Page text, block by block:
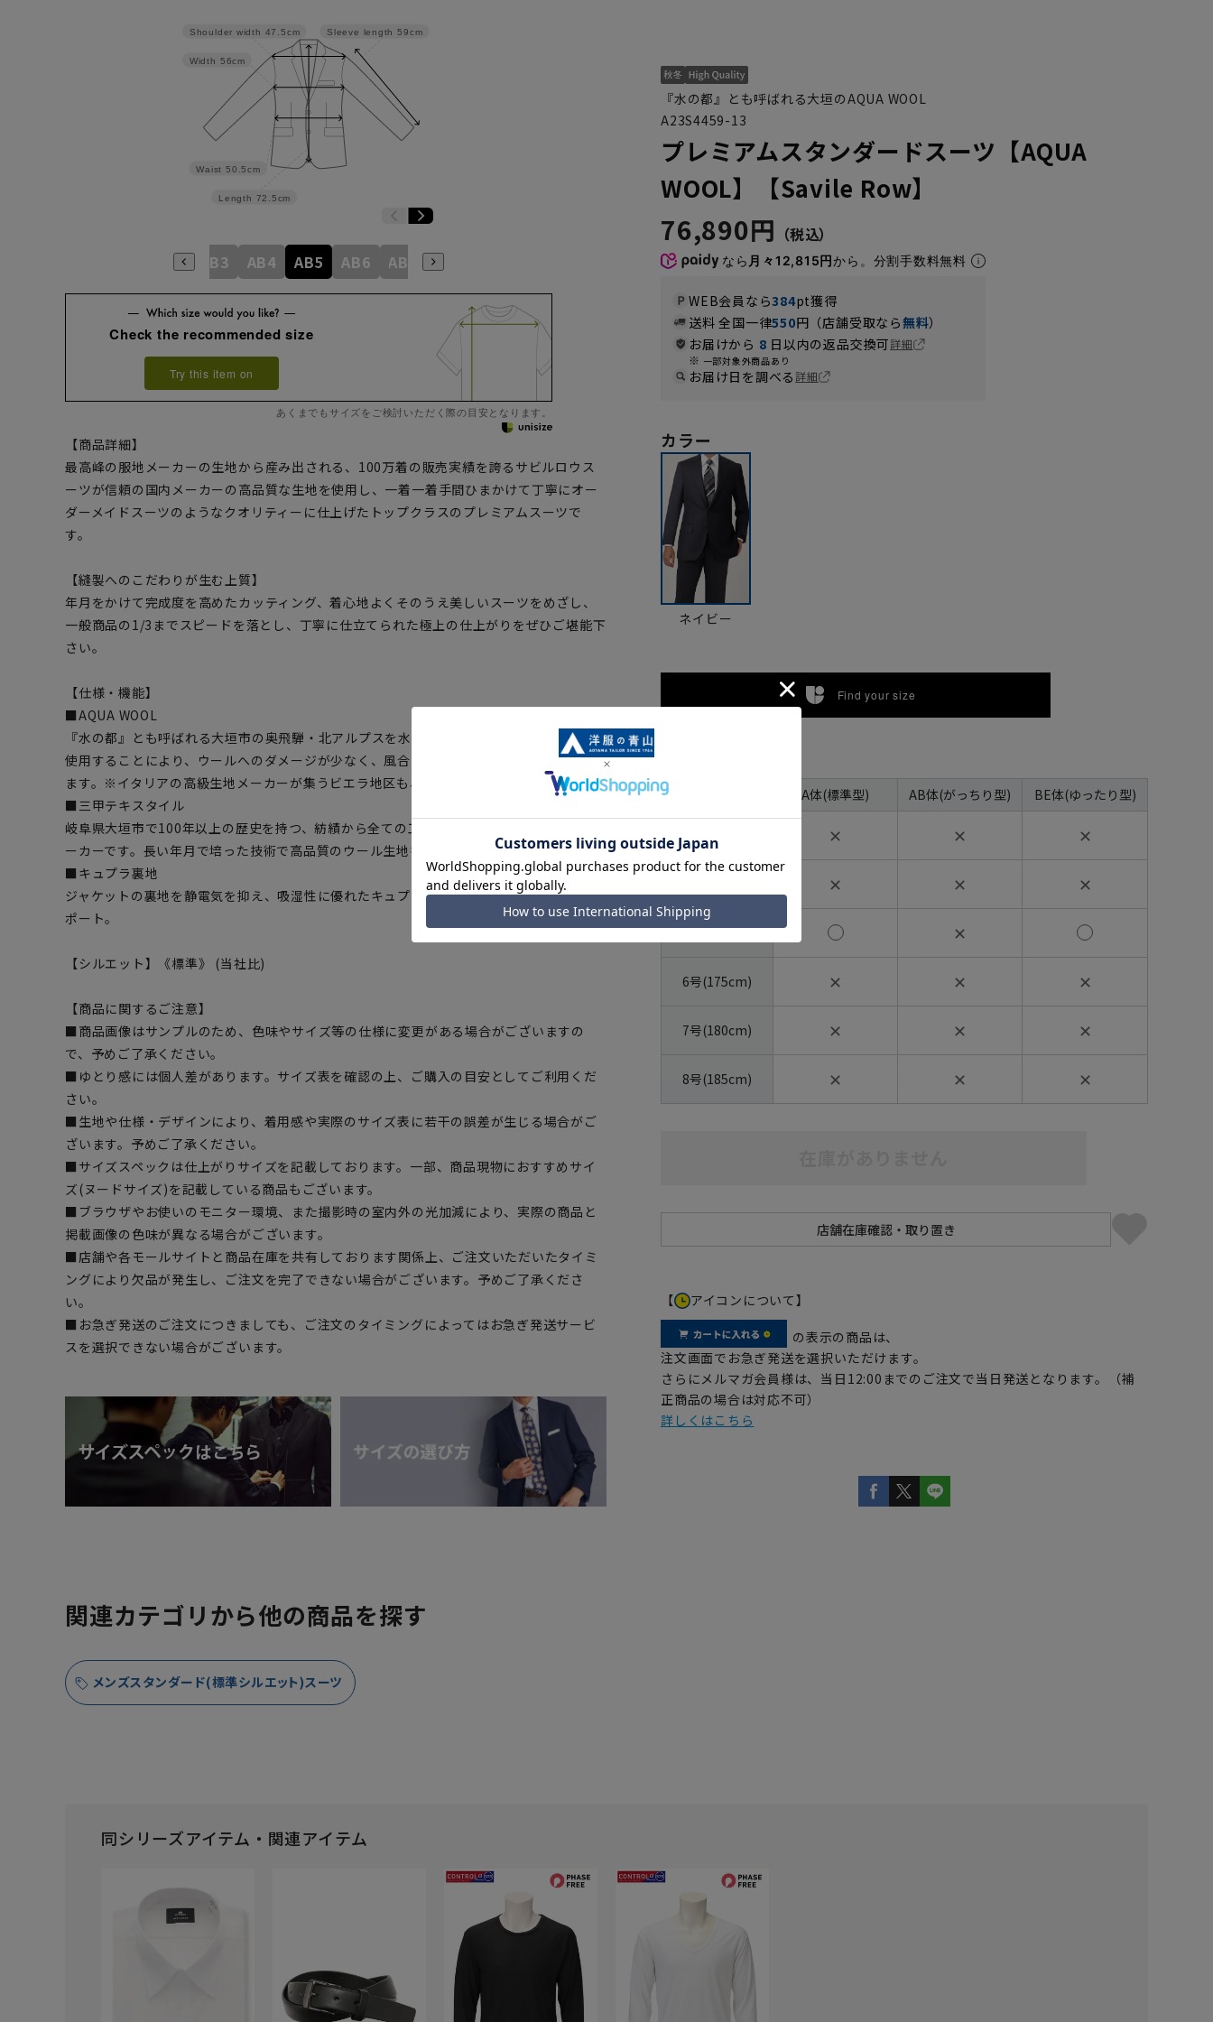
Sleeve length 59cm
Length 72.5cm
Waist 50.5cm
Width 56cm
Shoulder width 47.5cm
A8 AB3 AB4 AB5 AB6 AB7 AB8 BE7 BE8
Check the recommended size
Try this item on
あくまでもサイズをご検討いただく際の目安となります。
【商品詳細】
最高峰の服地メーカーの生地から産み出される、100万着の販売実績を誇るサビルロウス
ーツが信頼の国内メーカーの高品質な生地を使用し、一着一着手間ひまかけて丁寧にオー
ダーメイドスーツのようなクオリティーに仕上げたトップクラスのプレミアムスーツで
す。
【縫製へのこだわりが生む上質】
年月をかけて完成度を高めたカッティング、着心地よくそのうえ美しいスーツをめざし、
一般商品の1/3までスピードを落とし、丁寧に仕立てられた極上の仕上がりをぜひご堪能下
さい。
【仕様・機能】
■AQUA WOOL
『水の都』とも呼ばれる大垣市の奥飛騨・北アルプスを水源とした良質な地下水(軟水)を
使用することにより、ウールへのダメージが少なく、風合いのある生地を作ることが出来
ます。※イタリアの高級生地メーカーが集うビエラ地区も、軟水を使用しております。
■三甲テキスタイル
岐阜県大垣市で100年以上の歴史を持つ、紡績から全ての工程を自社で行う一貫生産のメ
ーカーです。長い年月で培った技術で高品質のウール生地を作り上げています。
■キュプラ裏地
ジャケットの裏地を静電気を抑え、吸湿性に優れたキュプラを採用、滑らかな着心地をサ
ポート。
【シルエット】《標準》 (当社比)
【商品に関するご注意】
■商品画像はサンプルのため、色味やサイズ等の仕様に変更がある場合がございますの
で、予めご了承ください。
■ゆとり感には個人差があります。サイズ表を確認の上、ご購入の目安としてご利用くだ
さい。
■生地や仕様・デザインにより、着用感や実際のサイズ表に若干の誤差が生じる場合がご
ざいます。予めご了承ください。
■サイズスペックは仕上がりサイズを記載しております。一部、商品現物におすすめサイ
ズ(ヌードサイズ)を記載している商品もございます。
■ブラウザやお使いのモニター環境、また撮影時の室内外の光加減により、実際の商品と
掲載画像の色味が異なる場合がございます。
■店舗や各モールサイトと商品在庫を共有しております関係上、ご注文いただいたタイミ
ングにより欠品が発生し、ご注文を完了できない場合がございます。予めご了承くださ
い。
■お急ぎ発送のご注文につきましても、ご注文のタイミングによってはお急ぎ発送サービ
スを選択できない場合がございます。
『水の都』とも呼ばれる大垣のAQUA WOOL
A23S4459-13
プレミアムスタンダードスーツ【AQUA
WOOL】【Savile Row】
76,890円
なら 月々12,815円から。分割手数料無料
WEB会員なら384pt獲得
送料 全国一律550円（店舗受取なら無料）
お届けから 8 日以内の返品交換可詳細
一部対象外商品あり
お届け日を調べる詳細
カラー
ネイビー
Find your size
A体(標準型) AB体(がっちり型) BE体(ゆったり型)
✕ ✕ ✕
✕ ✕ ✕
5号(170cm) ✕
6号(175cm) ✕ ✕ ✕
7号(180cm) ✕ ✕ ✕
8号(185cm) ✕ ✕ ✕
【 アイコンについて】
の表示の商品は、
注文画面でお急ぎ発送を選択いただけます。
さらにメルマガ会員様は、当日12:00までのご注文で当日発送となります。（補
正商品の場合は対応不可）
詳しくはこちら
関連カテゴリから他の商品を探す
メンズスタンダード(標準シルエット)スーツ
同シリーズアイテム・関連アイテム